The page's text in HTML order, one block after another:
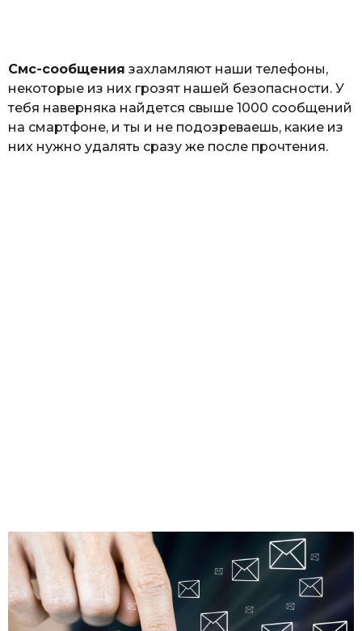
Смс-сообщения захламляют наши телефоны,
некоторые из них грозят нашей безопасности. У
тебя наверняка найдется свыше 1000 сообщений
на смартфоне, и ты и не подозреваешь, какие из
них нужно удалять сразу же после прочтения.